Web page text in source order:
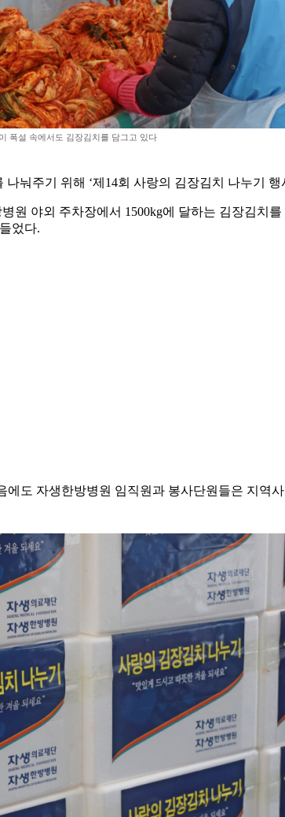
폭설 속에서도 김장김치를 담그고 있다
눠주기 위해 ‘제14회 사랑의 김장김치 나누기 행
야외 주차장에서 1500kg에 달하는 김장김치
었다.
도 자생한방병원 임직원과 봉사단원들은 지역